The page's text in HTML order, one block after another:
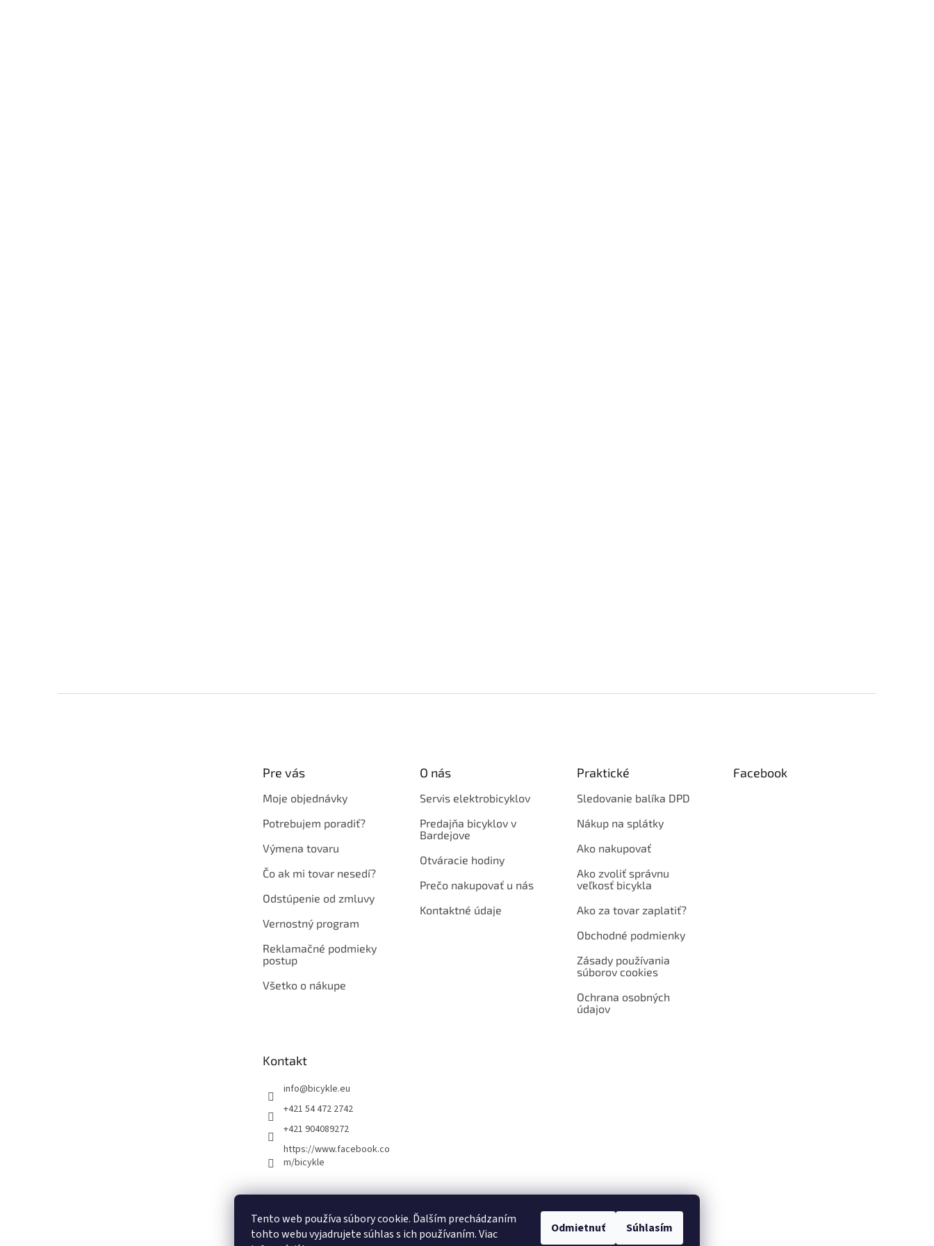
Tento web používa súbory cookie. Ďalším prechádzaním
tohto webu vyjadrujete súhlas s ich používaním. Viac
Odmietnuť Súhlasím
Pre vás
Moje objednávky
Potrebujem poradiť?
Výmena tovaru
Čo ak mi tovar nesedí?
Odstúpenie od zmluvy
Vernostný program
Reklamačné podmieky
postup
Všetko o nákupe
O nás
Servis elektrobicyklov
Predajňa bicyklov v
Bardejove
Otváracie hodiny
Prečo nakupovať u nás
Kontaktné údaje
Praktické
Sledovanie balíka DPD
Nákup na splátky
Ako nakupovať
Ako zvoliť správnu
veľkosť bicykla
Ako za tovar zaplatiť?
Obchodné podmienky
Zásady používania
súborov cookies
Ochrana osobných
údajov
Facebook
Kontakt
info@bicykle.eu
+421 54 472 2742
+421 904089272
https://www.facebook.co
m/bicykle